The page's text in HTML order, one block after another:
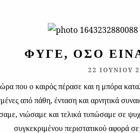
ΦΎΓΕ, ΌΣΟ
22 ΙΟΥΝΊΟΥ
που ο καιρός πέρασε και η μπόρα
από πάθη, ένταση και αρνητικά
νιώσαμε και τελικά τυπώσαμε σε
συγκεκριμένου περιστατικού αφορά